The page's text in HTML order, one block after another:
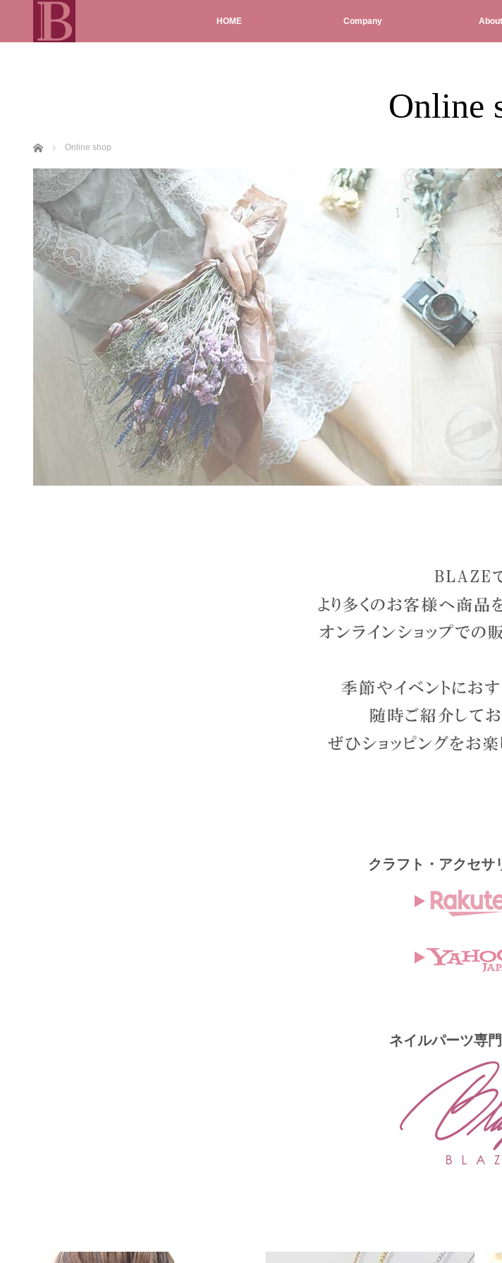
HOME Company
Online
ホーム Online shop
クラフト・アクセサ
ネイルパーツ専